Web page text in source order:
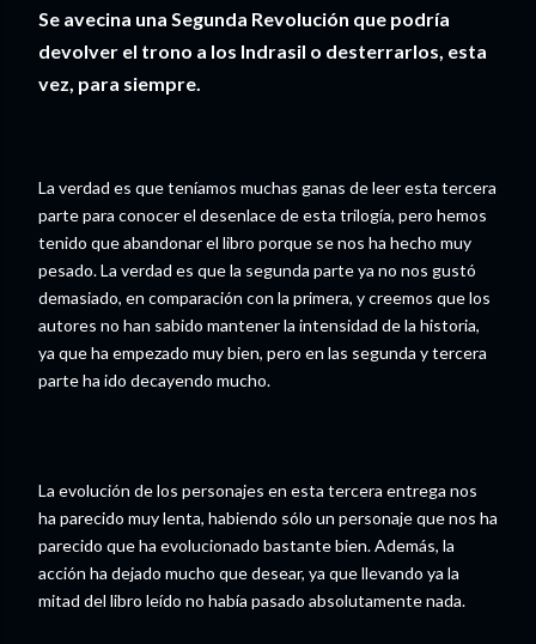
Se avecina una Segunda Revolución que podría
devolver el trono a los Indrasil o desterrarlos, esta
vez, para siempre.
La verdad es que teníamos muchas ganas de leer esta tercera
parte para conocer el desenlace de esta trilogía, pero hemos
tenido que abandonar el libro porque se nos ha hecho muy
pesado. La verdad es que la segunda parte ya no nos gustó
demasiado, en comparación con la primera, y creemos que los
autores no han sabido mantener la intensidad de la historia,
ya que ha empezado muy bien, pero en las segunda y tercera
parte ha ido decayendo mucho.
La evolución de los personajes en esta tercera entrega nos
ha parecido muy lenta, habiendo sólo un personaje que nos ha
parecido que ha evolucionado bastante bien. Además, la
acción ha dejado mucho que desear, ya que llevando ya la
mitad del libro leído no había pasado absolutamente nada.